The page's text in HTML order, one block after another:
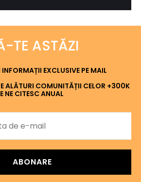
TE ASTĂZI
EXCLUSIVE PE MAIL
ALĂTURI COMUNITĂȚII CELOR +300K
NE CITESC ANUAL
ABONARE